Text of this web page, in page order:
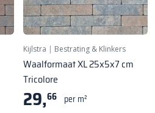
Kijlstra | Bestrating & Klinkers
Waalformaat XL 25x5x7 cm
Tricolore
29,66 per m²